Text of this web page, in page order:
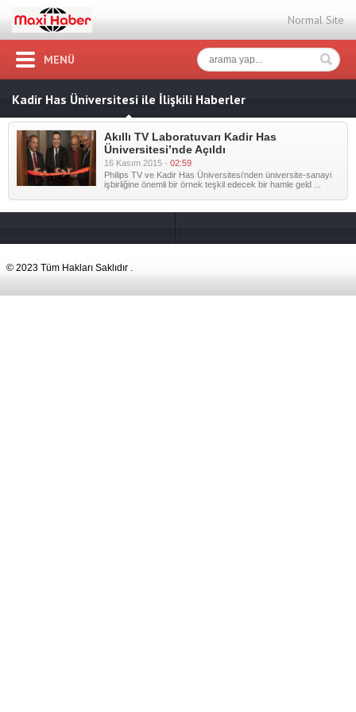
Normal Site
MENÜ
Kadir Has Üniversitesi ile İlişkili Haberler
Akıllı TV Laboratuvarı Kadir Has
Üniversitesi’nde Açıldı
16 Kasım 2015 - 02:59
Philips TV ve Kadir Has Üniversitesi’nden üniversite-sanayi
işbirliğine önemli bir örnek teşkil edecek bir hamle geld ...
© 2023 Tüm Hakları Saklıdır .